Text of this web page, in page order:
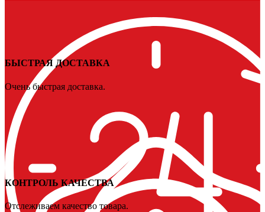
БЫСТРАЯ ДОСТАВКА
Очень быстрая доставка.
КОНТРОЛЬ КАЧЕСТВА
Отслеживаем качество товара.